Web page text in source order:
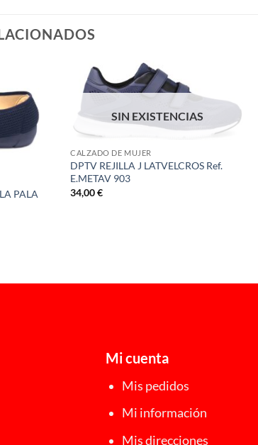
PALA
SIN EXISTENCIAS
CALZADO DE MUJER
DPTV REJILLA J LATVELCROS Ref.
E.METAV 903
34,00€
Mi cuenta
Mis pedidos
Mi información
Mis direcciones